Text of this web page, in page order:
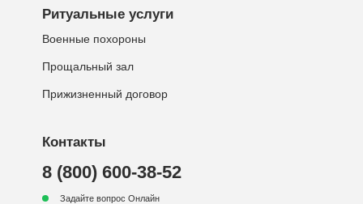
Ритуальные услуги
Военные похороны
Прощальный зал
Прижизненный договор
Контакты
8 (800) 600-38-52
Задайте вопрос Онлайн